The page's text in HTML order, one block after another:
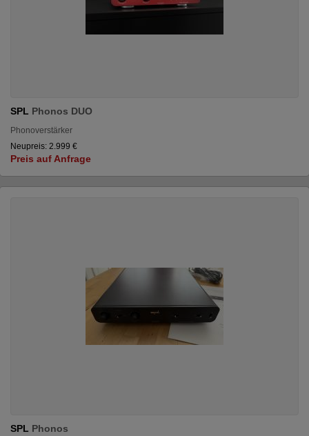
SPL Phonos DUO
Phonoverstärker
Neupreis: 2.999 €
Preis auf Anfrage
SPL Phonos